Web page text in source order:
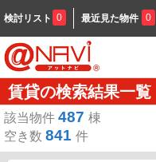
検討リスト 0 最近見た物件 0
賃貸の検索結果一覧
該当物件 487 棟
空き数 841 件